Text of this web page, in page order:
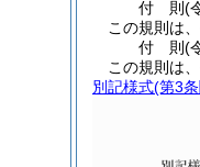
付 則(
この規則は
付 則(
この規則は
別記様式(第3